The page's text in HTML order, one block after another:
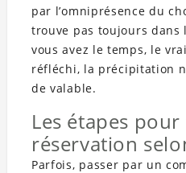
par l’omniprésence du
trouve pas toujours dans
vous avez le temps, le
réfléchi, la précipitation
de valable.
Les étapes
réservation
Parfois, passer par un